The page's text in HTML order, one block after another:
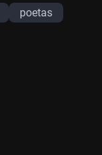
poetas